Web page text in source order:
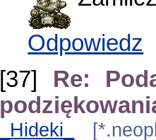
Odpowiedz
[37] Re:
_Hideki_